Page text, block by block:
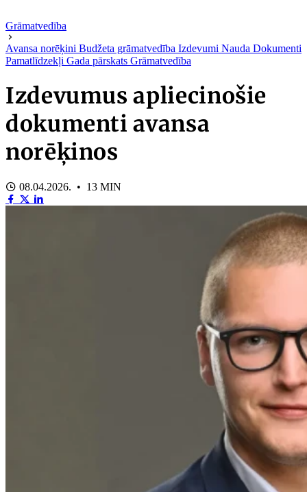
Grāmatvedība
Avansa norēķini Budžeta grāmatvedība Izdevumi Nauda Dokumenti
Pamatlīdzekļi Gada pārskats Grāmatvedība
Izdevumus apliecinošie
dokumenti avansa
norēķinos
08.04.2026. • 13 MIN